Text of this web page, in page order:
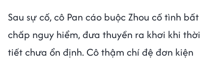
Sau sự cố, cô Pan cáo buộc Zhou cố tình bất
chấp nguy hiểm, đưa thuyền ra khơi khi thời
tiết chưa ổn định. Cô thậm chí đệ đơn kiện